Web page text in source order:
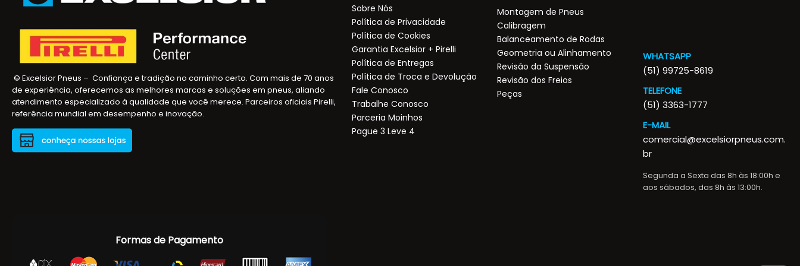
© Excelsior Pneus – Confiança e tradição no caminho certo. Com mais de 70 anos
de experiência, oferecemos as melhores marcas e soluções em pneus, aliando
atendimento especializado à qualidade que você merece. Parceiros oficiais Pirelli,
referência mundial em desempenho e inovação.
Sobre Nós
Política de Privacidade
Política de Cookies
Garantia Excelsior + Pirelli
Política de Entregas
Política de Troca e Devolução
Fale Conosco
Trabalhe Conosco
Parceria Moinhos
Pague 3 Leve 4
Montagem de Pneus
Calibragem
Balanceamento de Rodas
Geometria ou Alinhamento
Revisão da Suspensão
Revisão dos Freios
Peças
WHATSAPP
(51) 99725-8619
TELEFONE
(51) 3363-1777
E-MAIL
comercial@excelsiorpneus.com.
br
Segunda a Sexta das 8h às 18:00h e
aos sábados, das 8h às 13:00h.
Formas de Pagamento